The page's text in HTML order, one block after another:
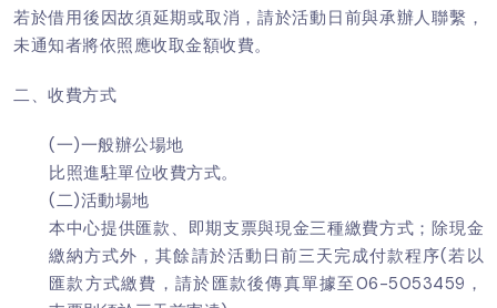
若於借用後因故須延期或取消，請於活動日前與承辦人聯繫，
未通知者將依照應收取金額收費。
二、收費方式
(一)一般辦公場地
比照進駐單位收費方式。
(二)活動場地
本中心提供匯款、即期支票與現金三種繳費方式；除現金
繳納方式外，其餘請於活動日前三天完成付款程序(若以
匯款方式繳費，請於匯款後傳真單據至06-5053459，